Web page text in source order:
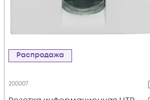
Распродажа
200007